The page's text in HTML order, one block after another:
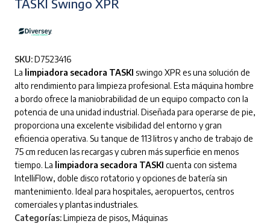
TASKI Swingo XPR
SKU:D7523416
La limpiadora secadora TASKI swingo XPR es una solución de
alto rendimiento para limpieza profesional. Esta máquina hombre
a bordo ofrece la maniobrabilidad de un equipo compacto con la
potencia de una unidad industrial. Diseñada para operarse de pie,
proporciona una excelente visibilidad del entorno y gran
eficiencia operativa. Su tanque de 113 litros y ancho de trabajo de
75 cm reducen las recargas y cubren más superficie en menos
tiempo. La limpiadora secadora TASKI cuenta con sistema
IntelliFlow, doble disco rotatorio y opciones de batería sin
mantenimiento. Ideal para hospitales, aeropuertos, centros
comerciales y plantas industriales.
Categorías:Limpieza de pisos, Máquinas